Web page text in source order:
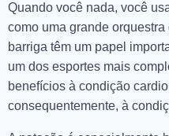
Quando você nada, você
como uma grande
barriga têm um papel
um dos esportes mais
benefícios à condição
consequentemente, à